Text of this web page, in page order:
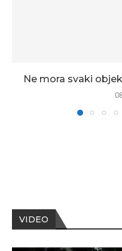
Ne mora svaki
VIDEO